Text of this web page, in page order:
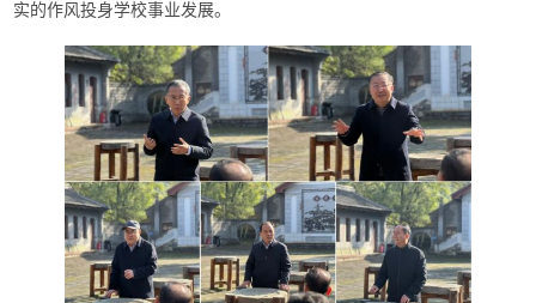
实的作风投身学校事业发展。